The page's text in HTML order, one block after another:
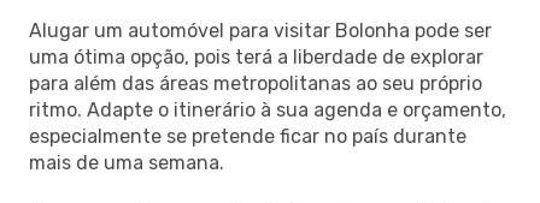
Alugar um automóvel para visitar Bolonha pode ser
uma ótima opção, pois terá a liberdade de explorar
para além das áreas metropolitanas ao seu próprio
ritmo. Adapte o itinerário à sua agenda e orçamento,
especialmente se pretende ficar no país durante
mais de uma semana.